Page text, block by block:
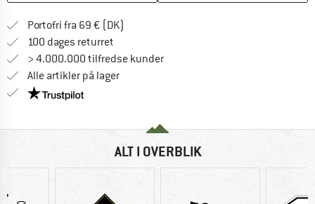
Portofri fra 69 € (DK)
100 dages returret
> 4.000.000 tilfredse kunder
Alle artikler på lager
Vi er Trustpilot-certificeret - oplysningerne får du
ALT I OVERBLIK